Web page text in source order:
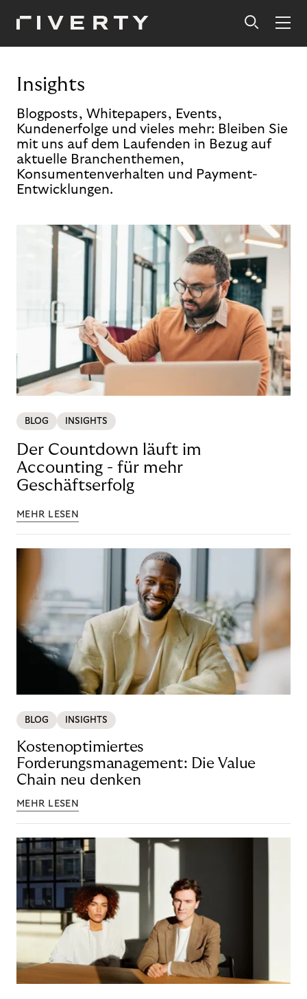
Insights
Blogposts, Whitepapers, Events,
Kundenerfolge und vieles mehr: Bleiben Sie
mit uns auf dem Laufenden in Bezug auf
aktuelle Branchenthemen,
Konsumentenverhalten und Payment-
Entwicklungen.
BLOG INSIGHTS
Der Countdown läuft im
Accounting - für mehr
Geschäftserfolg
MEHR LESEN
BLOG INSIGHTS
Kostenoptimiertes
Forderungsmanagement: Die Value
Chain neu denken
MEHR LESEN